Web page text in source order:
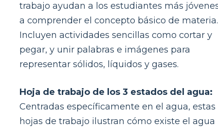
trabajo ayudan a los estudiantes más
a comprender el concepto básico de materia.
Incluyen actividades sencillas como cortar y
pegar, y unir palabras e imágenes para
representar sólidos, líquidos y gases.
Hoja de trabajo de los 3 estados del agua:
Centradas específicamente en el agua, estas
hojas de trabajo ilustran cómo existe el agua